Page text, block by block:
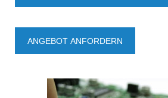
ANGEBOT ANFORDERN